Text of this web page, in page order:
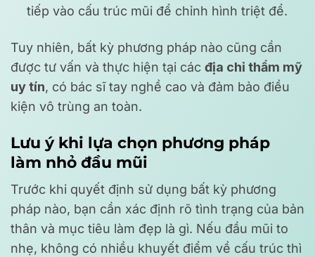
tiếp vào cấu trúc mũi để chỉnh hình triệt để.
Tuy nhiên, bất kỳ phương pháp nào cũng cần
được tư vấn và thực hiện tại các địa chỉ thẩm mỹ
uy tín, có bác sĩ tay nghề cao và đảm bảo điều
kiện vô trùng an toàn.
Lưu ý khi lựa chọn phương pháp
làm nhỏ đầu mũi
Trước khi quyết định sử dụng bất kỳ phương
pháp nào, bạn cần xác định rõ tình trạng của bản
thân và mục tiêu làm đẹp là gì. Nếu đầu mũi to
nhẹ, không có nhiều khuyết điểm về cấu trúc thì